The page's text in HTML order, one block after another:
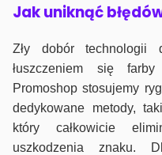
Jak uniknąć
Zły dobór technologii
łuszczeniem się
Promoshop stosujemy
dedykowane metody,
który całkowicie
uszkodzenia znaku.